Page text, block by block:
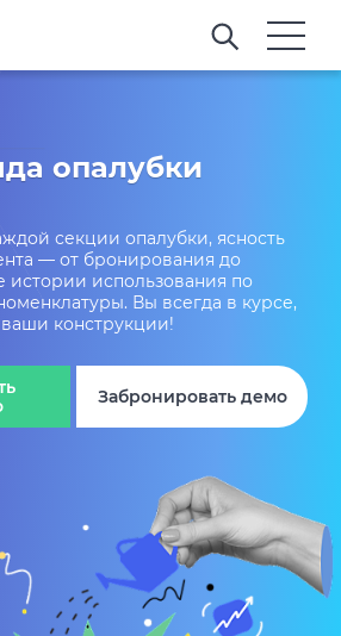
опалубки
секции опалубки, ясность
— от бронирования до
истории использования по
Вы всегда в курсе,
конструкции!
Забронировать демо